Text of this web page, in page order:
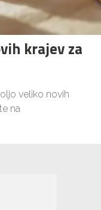
krajev za
veliko novih
na